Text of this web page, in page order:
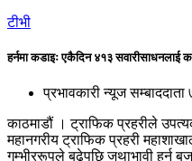
टीभी
हर्नमा कडाइः एकैदिन ४१३ सवारीसाधनलाई
प्रभावकारी न्यूज सम्बाददाता
काठमाडौं । ट्राफिक प्रहरीले
महानगरीय ट्राफिक प्रहरी
गम्भीररूपले बढेपछि जथाभावी हर्न